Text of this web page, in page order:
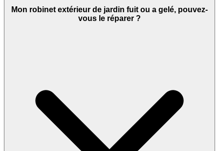
Mon robinet extérieur de jardin fuit ou a gelé, pouvez-
vous le réparer ?